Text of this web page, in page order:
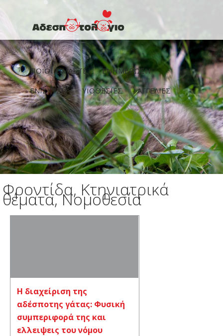
ΠΟΙΟΙ ΕΙΜΑΣΤΕ
ΕΝΗΜΕΡΩΣΗ
ΕΝΙΣΧΥΣΗ
ΥΙΟΘΕΣΙΕΣ ΑΓΓΕΛΙΕΣ
Φροντίδα, Κτηνιατρικά
θέματα, Νομοθεσία
Η διαχείριση της
αδέσποτης γάτας: Φυσική
συμπεριφορά της και
ελλειψεις του νόμου